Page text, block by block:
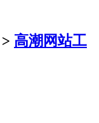
> 高潮网站工